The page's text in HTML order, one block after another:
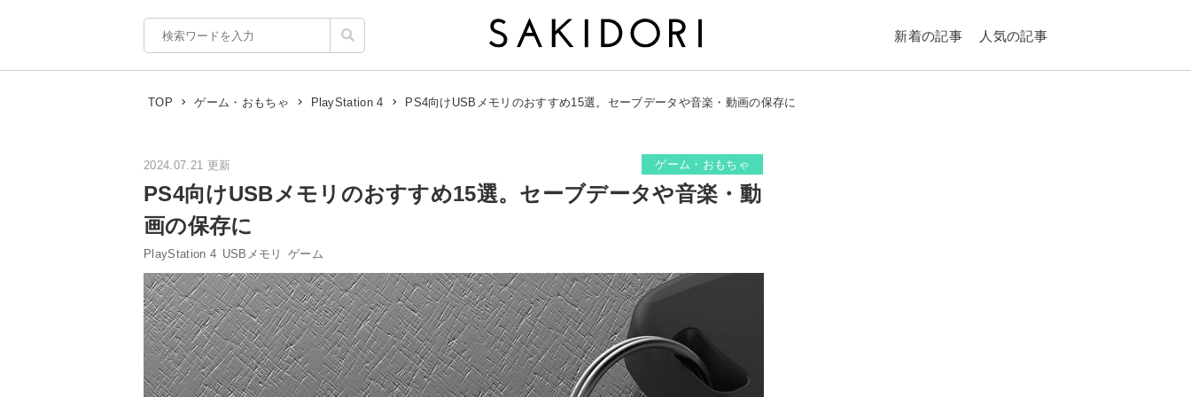
新着の記事 人気の記事
TOP ゲーム・おもちゃ PlayStation 4 PS4向けUSBメモリのおすすめ15選。セーブデータや音楽・動画の保存に
2024.07.21 更新 ゲーム・おもちゃ
PS4向けUSBメモリのおすすめ15選。セーブデータや音楽・動
画の保存に
PlayStation 4 USBメモリ ゲーム